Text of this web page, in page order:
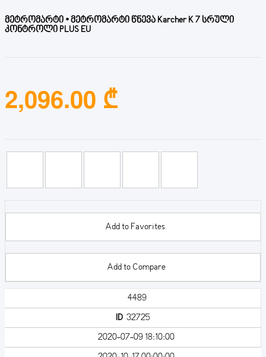
მეტრომარტი • მეტრომარტი წნევა Karcher K 7 სრული
კონტროლი PLUS EU
2,096.00 ₾
Add to Favorites
Add to Compare
4489
ID32725
2020-07-09 18:10:00